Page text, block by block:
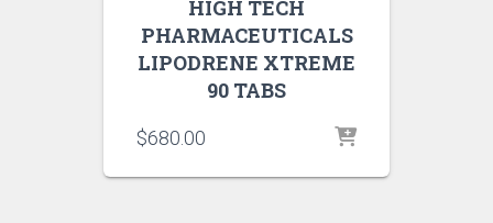
HIGH TECH
PHARMACEUTICALS
LIPODRENE XTREME
90 TABS
$680.00